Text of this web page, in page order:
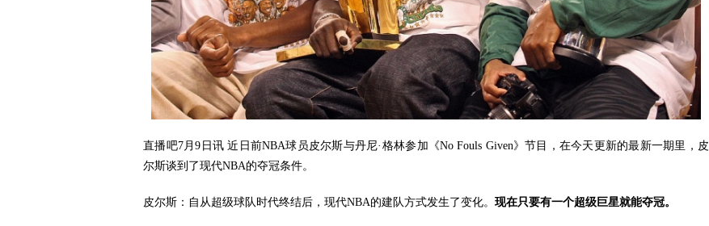
直播吧7月9日讯 近日前NBA球员皮尔斯与丹尼·格林参加《No Fouls Given》节目，在今天更新的最新一期里，皮
尔斯谈到了现代NBA的夺冠条件。
皮尔斯：自从超级球队时代终结后，现代NBA的建队方式发生了变化。 现在只要有一个超级巨星就能夺冠。